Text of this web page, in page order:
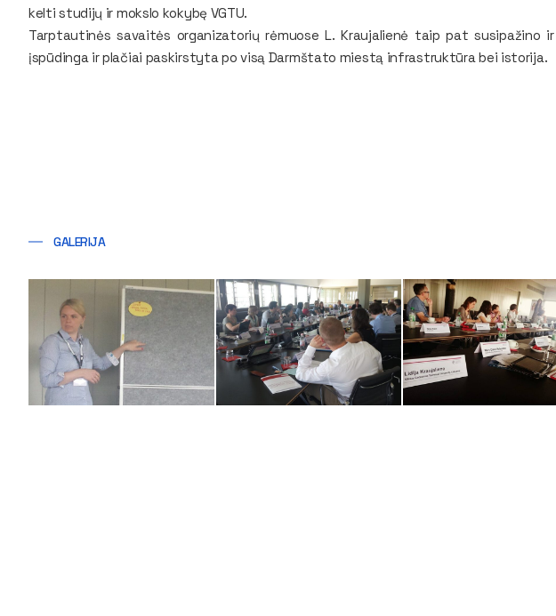
kelti studijų ir mokslo kokybę VGTU.
Tarptautinės savaitės organizatorių rėmuose L. Kraujalienė taip pat susipažino
įspūdinga ir plačiai paskirstyta po visą Darmštato miestą infrastruktūra bei istorija.
GALERIJA